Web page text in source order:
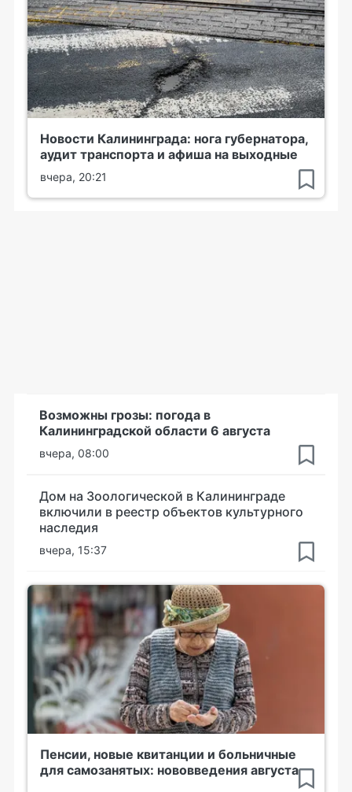
Новости Калининграда: нога губернатора,
аудит транспорта и афиша на выходные
вчера, 20:21
Возможны грозы: погода в
Калининградской области 6 августа
вчера, 08:00
Дом на Зоологической в Калининграде
включили в реестр объектов культурного
наследия
вчера, 15:37
Пенсии, новые квитанции и больничные
для самозанятых: нововведения августа